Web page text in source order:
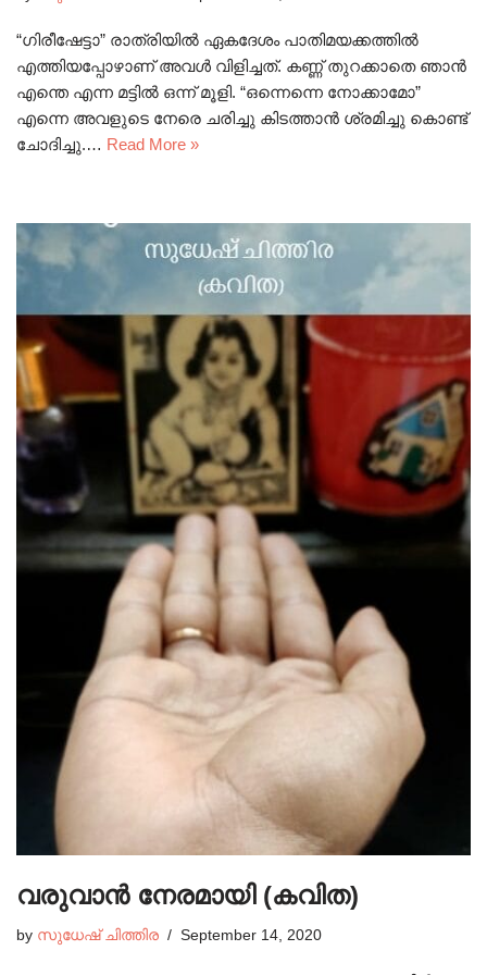
“ഗിരീഷേട്ടാ” രാത്രിയിൽ ഏകദേശം പാതിമയക്കത്തിൽ
എത്തിയപ്പോഴാണ് അവൾ വിളിച്ചത്. കണ്ണ് തുറക്കാതെ ഞാൻ
എന്തെ എന്ന മട്ടിൽ ഒന്ന് മൂളി. “ഒന്നെന്നെ നോക്കാമോ”
എന്നെ അവളുടെ നേരെ ചരിച്ചു കിടത്താൻ ശ്രമിച്ചു കൊണ്ട്
ചോദിച്ചു.… Read More »
വരുവാൻ നേരമായി (കവിത)
by സുധേഷ്‌ ചിത്തിര September 14, 2020